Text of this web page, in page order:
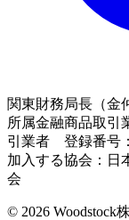
関東財務局長（金
所属金融商品取
引業者 登録番号
加入する協会：日
会
© 2026 Woodstock